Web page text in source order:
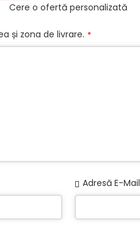
Cere o ofertă personalizată
și zona de livrare. *
Adresă E-Mail